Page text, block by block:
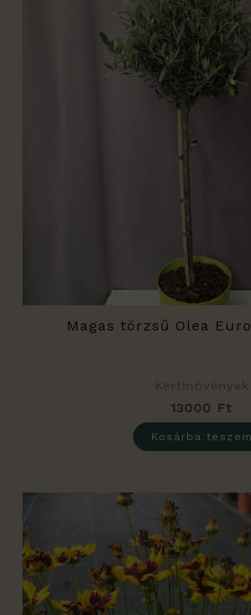
Magas törzsű Olea
Kertinövények
13000 Ft
Kosárba teszem